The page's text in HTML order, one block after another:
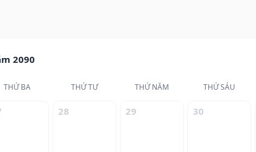
2090
THỨ BA THỨ TƯ THỨ NĂM THỨ SÁU
28 29 30